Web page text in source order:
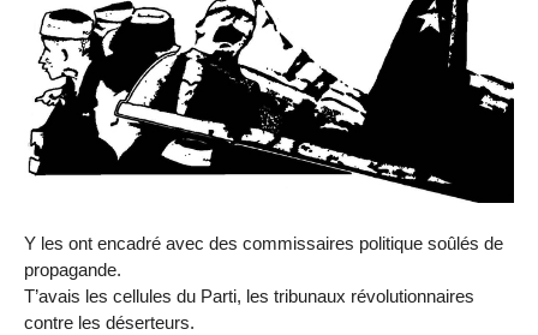
Y les ont encadré avec des commissaires politique soûlés de
propagande.
T’avais les cellules du Parti, les tribunaux révolutionnaires
contre les déserteurs.